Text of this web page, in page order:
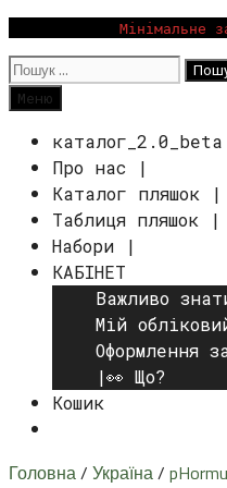
до
вмісту
Мінімальне
Пошук:
Пошук
Меню
Про нас |
Каталог пляшок |
Таблиця пляшок |
Набори |
КАБІНЕТ
Важливо
Мій
Оформлення
|👀 Що?
Кошик
Головна/ Україна/